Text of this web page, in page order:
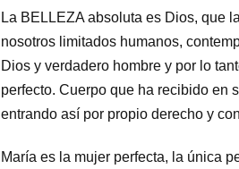
La BELLEZA absoluta es Dios, que
nosotros limitados humanos,
Dios y verdadero hombre y por lo
perfecto. Cuerpo que ha recibido en
entrando así por propio derecho y
María es la mujer perfecta, la única